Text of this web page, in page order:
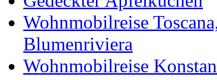
Wohnmobilreise
Blumenriviera
Wohnmobilreise